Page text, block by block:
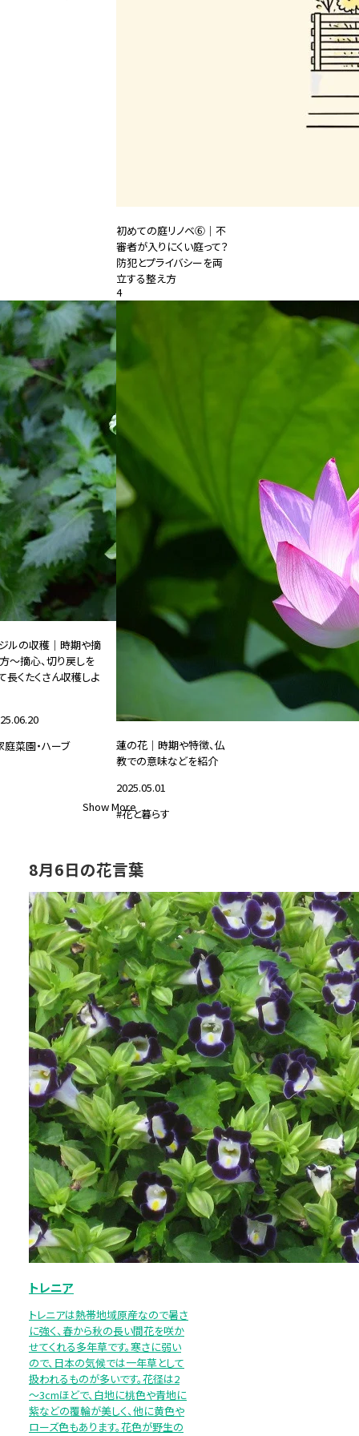
初めての庭リノベ⑥｜不
審者が入りにくい庭って？
防犯とプライバシーを両
立する整え方
2026.08.04
ルの収穫｜時期や摘
～摘心、切り戻しを
長くたくさん収穫しよ
庭菜園・ハーブ
4
蓮の花｜時期や特徴、仏
教での意味などを紹介
2025.05.01
#花と暮らす
Show More
8月6日の花言葉
トレニア
トレニアは熱帯地域原産なので暑さ
に強く、春から秋の長い間花を咲か
せてくれる多年草です。寒さに弱い
ので、日本の気候では一年草として
扱われるものが多いです。花径は2
～3cmほどで、白地に桃色や青地に
紫などの覆輪が美しく、他に黄色や
ローズ色もあります。花色が野生の